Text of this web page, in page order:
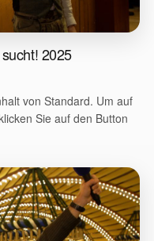
2025
von Standard. Um auf
Sie auf den Button